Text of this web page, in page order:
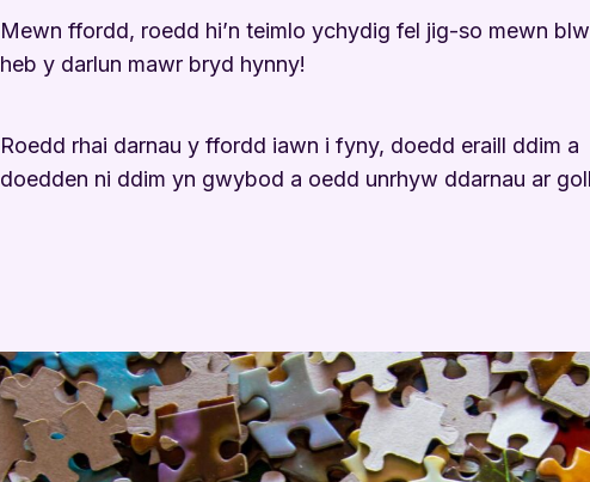
Mewn ffordd, roedd hi’n teimlo ychydig fel jig-so mewn
heb y darlun mawr bryd hynny!
Roedd rhai darnau y ffordd iawn i fyny, doedd eraill ddim a
doedden ni ddim yn gwybod a oedd unrhyw ddarnau ar